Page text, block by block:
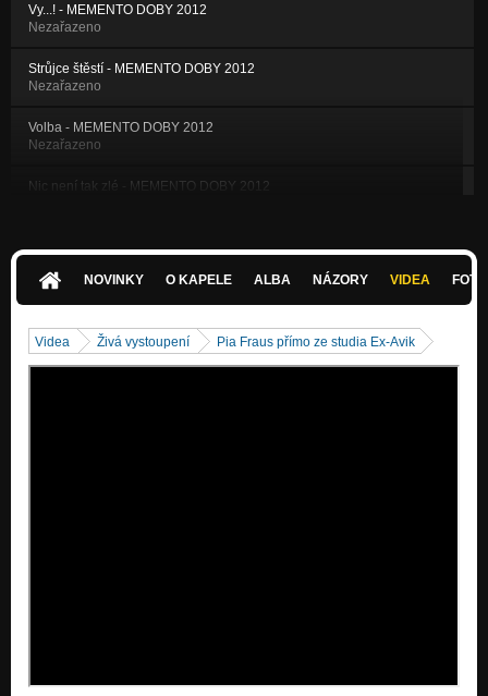
Vy...! - MEMENTO DOBY 2012
Nezařazeno
Strůjce štěstí - MEMENTO DOBY 2012
Nezařazeno
Volba - MEMENTO DOBY 2012
Nezařazeno
Nic není tak zlé - MEMENTO DOBY 2012
Druhé já - MEMENTO DOBY 2012
Opraš svou čest - MEMENTO DOBY 2012
NOVINKY O KAPELE ALBA NÁZORY VIDEA
Videa Živá vystoupení Pia Fraus přímo ze studia Ex-Avik